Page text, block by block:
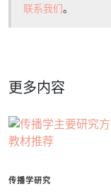
联系我们。
更多内容
传播学研究